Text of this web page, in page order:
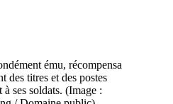
ému, récompensa
des titres et des postes
ses soldats. (Image :